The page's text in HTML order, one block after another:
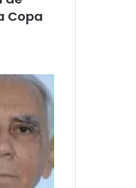
Copa